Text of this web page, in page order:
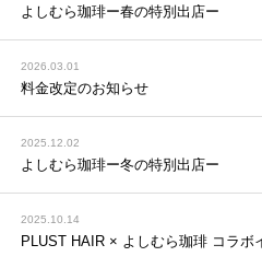
よしむら珈琲ー春の特別出店ー
2026.03.01
料金改定のお知らせ
2025.12.02
よしむら珈琲ー冬の特別出店ー
2025.10.14
PLUST HAIR × よしむら珈琲 コラ